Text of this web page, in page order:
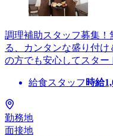
調理補助スタッフ募集
る、カンタンな盛り付
の方でも安心してスター
給食スタッフ 時給
勤務地
面接地